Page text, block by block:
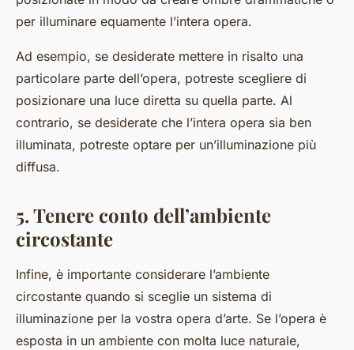
per illuminare equamente l’intera opera.
Ad esempio, se desiderate mettere in risalto una
particolare parte dell’opera, potreste scegliere di
posizionare una luce diretta su quella parte. Al
contrario, se desiderate che l’intera opera sia ben
illuminata, potreste optare per un’illuminazione più
diffusa.
5. Tenere conto dell’ambiente
circostante
Infine, è importante considerare l’ambiente
circostante quando si sceglie un sistema di
illuminazione per la vostra opera d’arte. Se l’opera è
esposta in un ambiente con molta luce naturale,